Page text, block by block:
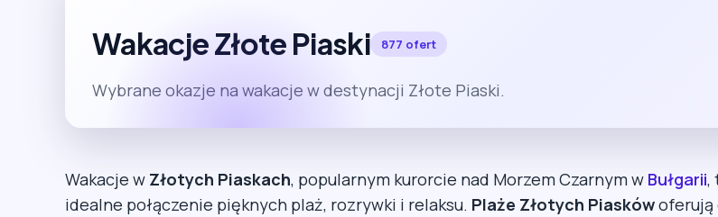
Wakacje Złote Piaski 877 ofert
Wybrane okazje na wakacje w destynacji Złote Piaski.
Wakacje w Złotych Piaskach, popularnym kurorcie nad Morzem Czarnym w Bułgarii,
idealne połączenie pięknych plaż, rozrywki i relaksu. Plaże Złotych Piaskówoferują